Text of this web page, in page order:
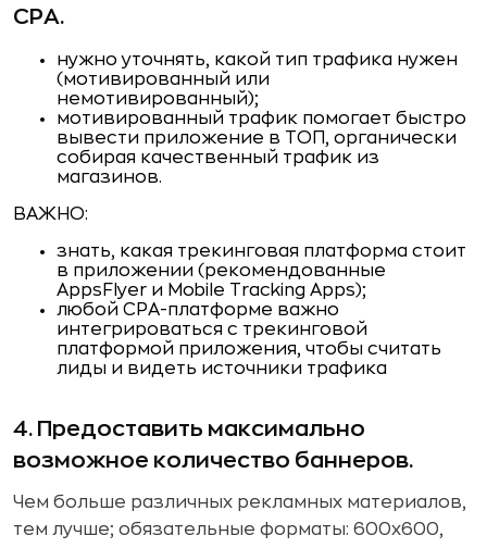
СPA.
нужно уточнять, какой тип трафика нужен
(мотивированный или
немотивированный);
мотивированный трафик помогает быстро
вывести приложение в ТОП, органически
собирая качественный трафик из
магазинов.
ВАЖНО:
знать, какая трекинговая платформа стоит
в приложении (рекомендованные
AppsFlyer и Mobile Tracking Apps);
любой CPA-платформе важно
интегрироваться с трекинговой
платформой приложения, чтобы считать
лиды и видеть источники трафика
4. Предоставить максимально
возможное количество баннеров.
Чем больше различных рекламных материалов,
тем лучше; обязательные форматы: 600х600,